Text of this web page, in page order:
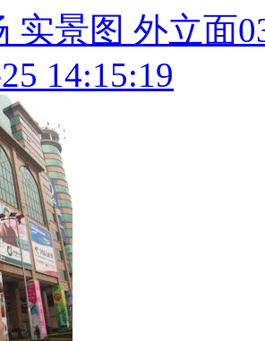
实景图 外立面
14:15:19